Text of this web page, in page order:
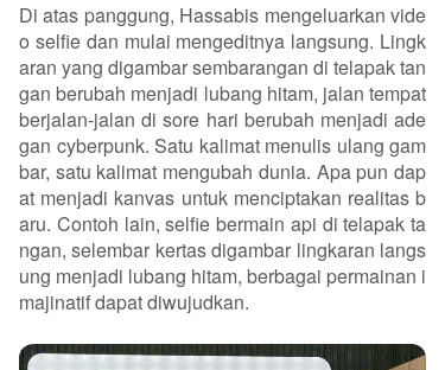
Di atas panggung, Hassabis mengeluarkan vide
o selfie dan mulai mengeditnya langsung. Lingk
aran yang digambar sembarangan di telapak tan
gan berubah menjadi lubang hitam, jalan tempat
berjalan-jalan di sore hari berubah menjadi ade
gan cyberpunk. Satu kalimat menulis ulang gam
bar, satu kalimat mengubah dunia. Apa pun dap
at menjadi kanvas untuk menciptakan realitas b
aru. Contoh lain, selfie bermain api di telapak ta
ngan, selembar kertas digambar lingkaran langs
ung menjadi lubang hitam, berbagai permainan i
majinatif dapat diwujudkan.